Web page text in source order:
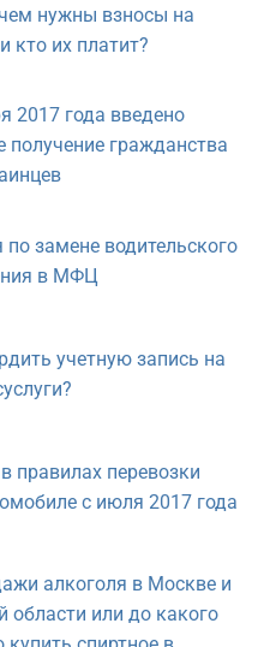
нужны взносы на
кто их платит?
2017 года введено
получение гражданства
по замене водительского
в МФЦ
учетную запись на
правилах перевозки
с июля 2017 года
алкоголя в Москве и
области или до какого